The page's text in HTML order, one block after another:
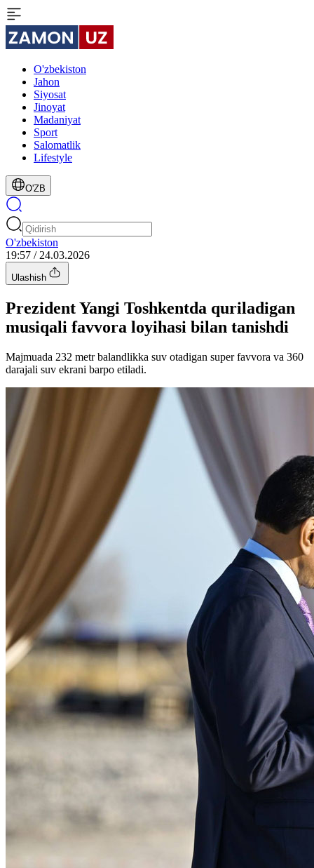
O'zbekiston
Jahon
Siyosat
Jinoyat
Madaniyat
Sport
Salomatlik
Lifestyle
O'ZB
O'zbekiston
19:57 / 24.03.2026
Ulashish
Prezident Yangi Toshkentda quriladigan
musiqali favvora loyihasi bilan tanishdi
Majmuada 232 metr balandlikka suv otadigan super favvora va 360
darajali suv ekrani barpo etiladi.